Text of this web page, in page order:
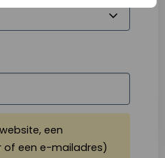
een
een e-mailadres)